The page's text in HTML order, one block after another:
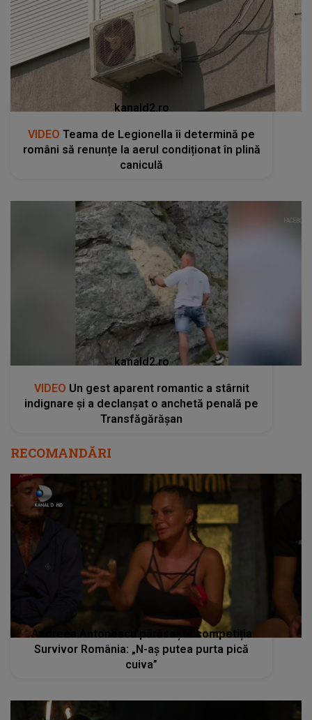
kanald2.ro
VIDEO Teama de Legionella îi determină pe
români să renunțe la aerul condiționat în plină
caniculă
kanald2.ro
VIDEO Un gest aparent romantic a stârnit
indignare și a declanșat o anchetă penală pe
Transfăgărășan
RECOMANDĂRI
Andreea Antonescu părăsește competiția
Survivor România: „N-aș putea purta pică
cuiva”